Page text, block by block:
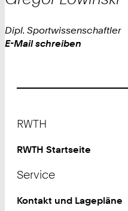
Dipl. Sportwissenschaftler
Work
E-Mail schreiben
RWTH
RWTH Startseite
Service
Kontakt und Lagepläne